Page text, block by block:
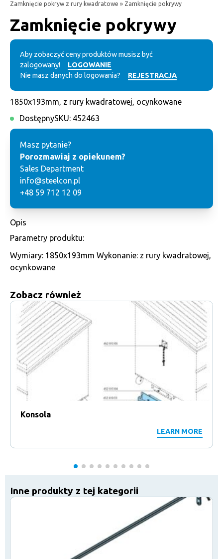
Zamknięcie pokryw z rury kwadratowe » Zamknięcie pokrywy
Zamknięcie pokrywy
Aby zobaczyć ceny produktów musisz być
zalogowany!
LOGOWANIE
Nie masz danych do logowania?
REJESTRACJA
1850x193mm, z rury kwadratowej, ocynkowane
DostępnySKU: 452463
Masz pytanie?
Porozmawiaj z opiekunem?
Sales Department
info@steelcon.pl
+48 59 712 12 09
Opis
Parametry produktu:
Wymiary: 1850x193mm Wykonanie: z rury kwadratowej,
ocynkowane
Zobacz również
Konsola
LEARN MORE
Inne produkty z tej kategorii